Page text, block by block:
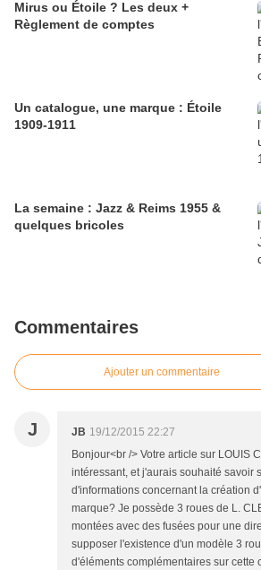
Mirus ou Étoile ? Les deux +
Règlement de comptes
Un catalogue, une marque : Étoile
1909-1911
La semaine : Jazz & Reims 1955 &
quelques bricoles
Commentaires
Ajouter un commentaire
J JB 19/12/2015 22:27
Bonjour<br /> Votre article sur LOUIS
intéressant, et j'aurais souhaité savoir
d'informations concernant la création
marque? Je possède 3 roues de L.
montées avec des fusées pour une
supposer l'existence d'un modèle 3
d'éléments complémentaires sur cette